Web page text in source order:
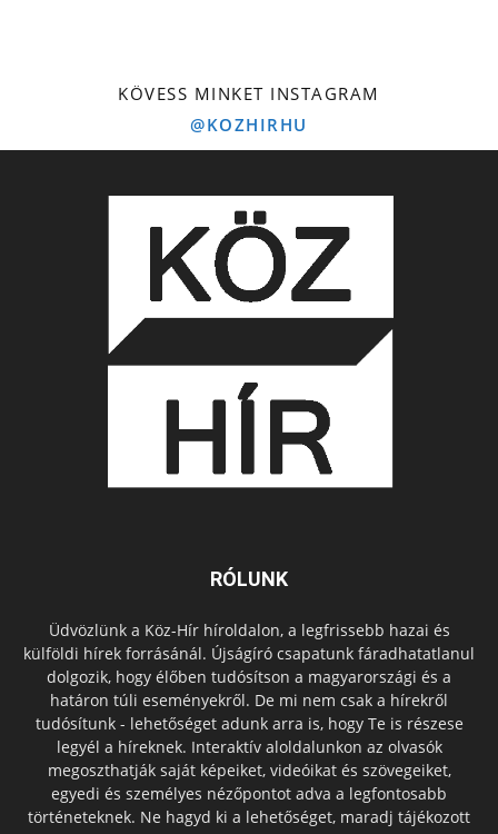
KÖVESS MINKET INSTAGRAM
@KOZHIRHU
RÓLUNK
Üdvözlünk a Köz-Hír híroldalon, a legfrissebb hazai és
külföldi hírek forrásánál. Újságíró csapatunk fáradhatatlanul
dolgozik, hogy élőben tudósítson a magyarországi és a
határon túli eseményekről. De mi nem csak a hírekről
tudósítunk - lehetőséget adunk arra is, hogy Te is részese
legyél a híreknek. Interaktív aloldalunkon az olvasók
megoszthatják saját képeiket, videóikat és szövegeiket,
egyedi és személyes nézőpontot adva a legfontosabb
történeteknek. Ne hagyd ki a lehetőséget, maradj tájékozott